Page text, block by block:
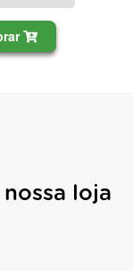
loja